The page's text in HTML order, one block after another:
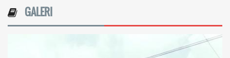
GALERI